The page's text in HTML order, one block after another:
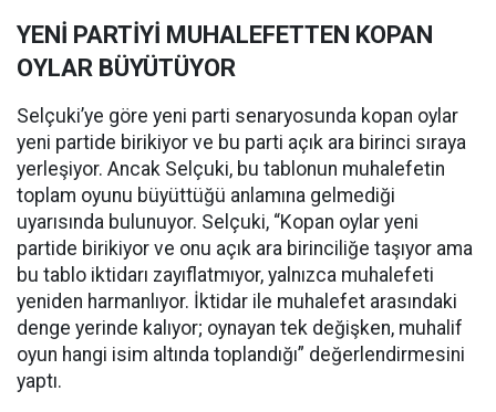
YENİ PARTİYİ MUHALEFETTEN KOPAN
OYLAR BÜYÜTÜYOR
Selçuki’ye göre yeni parti senaryosunda kopan oylar
yeni partide birikiyor ve bu parti açık ara birinci sıraya
yerleşiyor. Ancak Selçuki, bu tablonun muhalefetin
toplam oyunu büyüttüğü anlamına gelmediği
uyarısında bulunuyor. Selçuki, “Kopan oylar yeni
partide birikiyor ve onu açık ara birinciliğe taşıyor ama
bu tablo iktidarı zayıflatmıyor, yalnızca muhalefeti
yeniden harmanlıyor. İktidar ile muhalefet arasındaki
denge yerinde kalıyor; oynayan tek değişken, muhalif
oyun hangi isim altında toplandığı” değerlendirmesini
yaptı.